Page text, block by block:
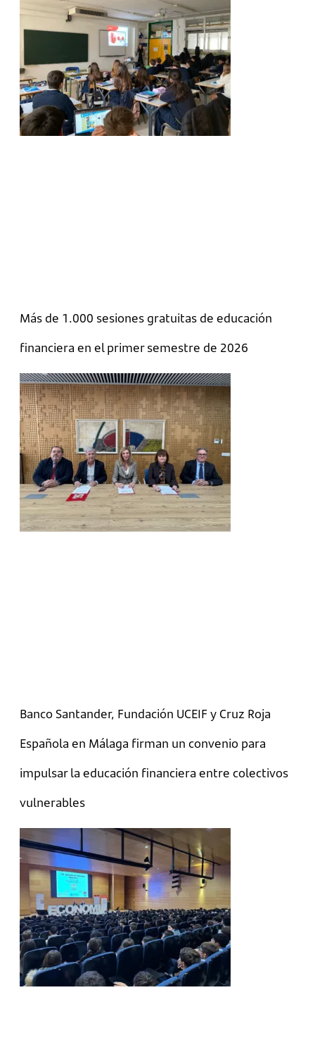
Más de 1.000 sesiones gratuitas de educación
financiera en el primer semestre de 2026
Banco Santander, Fundación UCEIF y Cruz Roja
Española en Málaga firman un convenio para
impulsar la educación financiera entre colectivos
vulnerables